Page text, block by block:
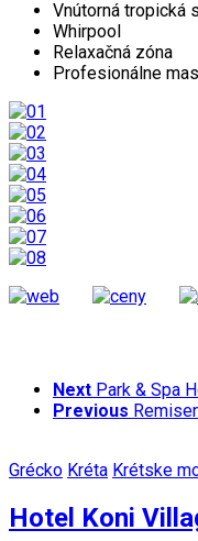
Vnútorná tropická
Whirpool
Relaxačná zóna
Profesionálne
Next Park & Spa
Previous
Grécko Kréta Krétske
Hotel Koni